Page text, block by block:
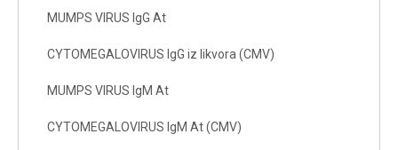
MUMPS VIRUS IgG At
CYTOMEGALOVIRUS IgG iz likvora (CMV)
MUMPS VIRUS IgM At
CYTOMEGALOVIRUS IgM At (CMV)